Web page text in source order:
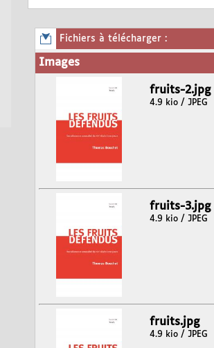
Fichiers à télécharger :
Images
fruits-2.jpg
4.9 kio / JPEG
fruits-3.jpg
4.9 kio / JPEG
fruits.jpg
4.9 kio / JPEG